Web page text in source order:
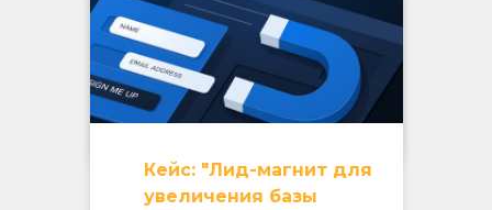
Кейс: "Лид-магнит для
увеличения базы